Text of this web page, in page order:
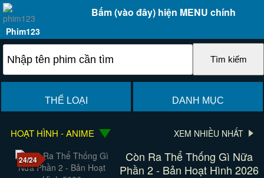
Bấm (vào đây) hiện MENU chính
Phim123
THỂ LOẠI DANH MỤC
HOẠT HÌNH - ANIME XEM NHIỀU NHẤT
24/24
Còn Ra Thể Thống Gì Nữa
Phần 2 - Bản Hoạt Hình 2026